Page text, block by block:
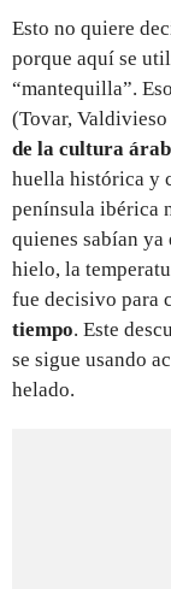
Esto no quiere
porque aquí se
“mantequilla”.
(Tovar,
de la cultura
huella histórica y
península ibérica
quienes sabían
hielo, la
fue decisivo para
tiempo. Este
se sigue usando
helado.